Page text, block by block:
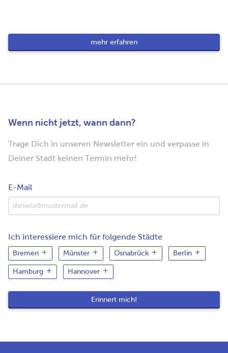
mehr erfahren
Wenn nicht jetzt, wann dann?
Trage Dich in unseren Newsletter ein und verpasse in
Deiner Stadt keinen Termin mehr!
E-Mail
Ich interessiere mich für folgende Städte
Bremen Münster Osnabrück Berlin
Hamburg Hannover